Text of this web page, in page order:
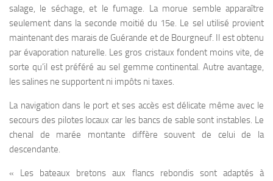
salage, le séchage, et le fumage. La morue semble apparaître
seulement dans la seconde moitié du 15e. Le sel utilisé provient
maintenant des marais de Guérande et de Bourgneuf. Il est obtenu
par évaporation naturelle. Les gros cristaux fondent moins vite, de
sorte qu’il est préféré au sel gemme continental. Autre avantage,
les salines ne supportent ni impôts ni taxes.
La navigation dans le port et ses accès est délicate même avec le
secours des pilotes locaux car les bancs de sable sont instables. Le
chenal de marée montante diffère souvent de celui de la
descendante.
« Les bateaux bretons aux flancs rebondis sont adaptés à